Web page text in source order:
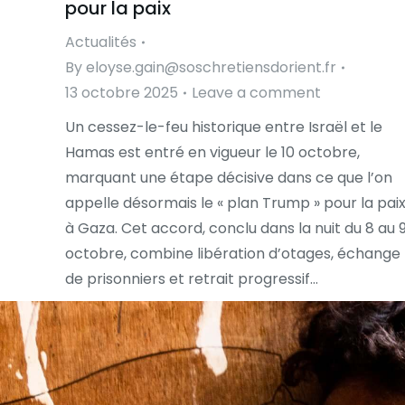
pour la paix
Actualités
Byeloyse.gain@soschretiensdorient.fr
13 octobre 2025
Leave a comment
Un cessez-le-feu historique entre Israël et le
Hamas est entré en vigueur le 10 octobre,
marquant une étape décisive dans ce que l’on
appelle désormais le « plan Trump » pour la paix
à Gaza. Cet accord, conclu dans la nuit du 8 au
octobre, combine libération d’otages, échange
de prisonniers et retrait progressif…